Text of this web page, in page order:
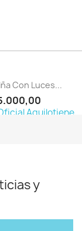
Con Luces...
Aquilotiene
y